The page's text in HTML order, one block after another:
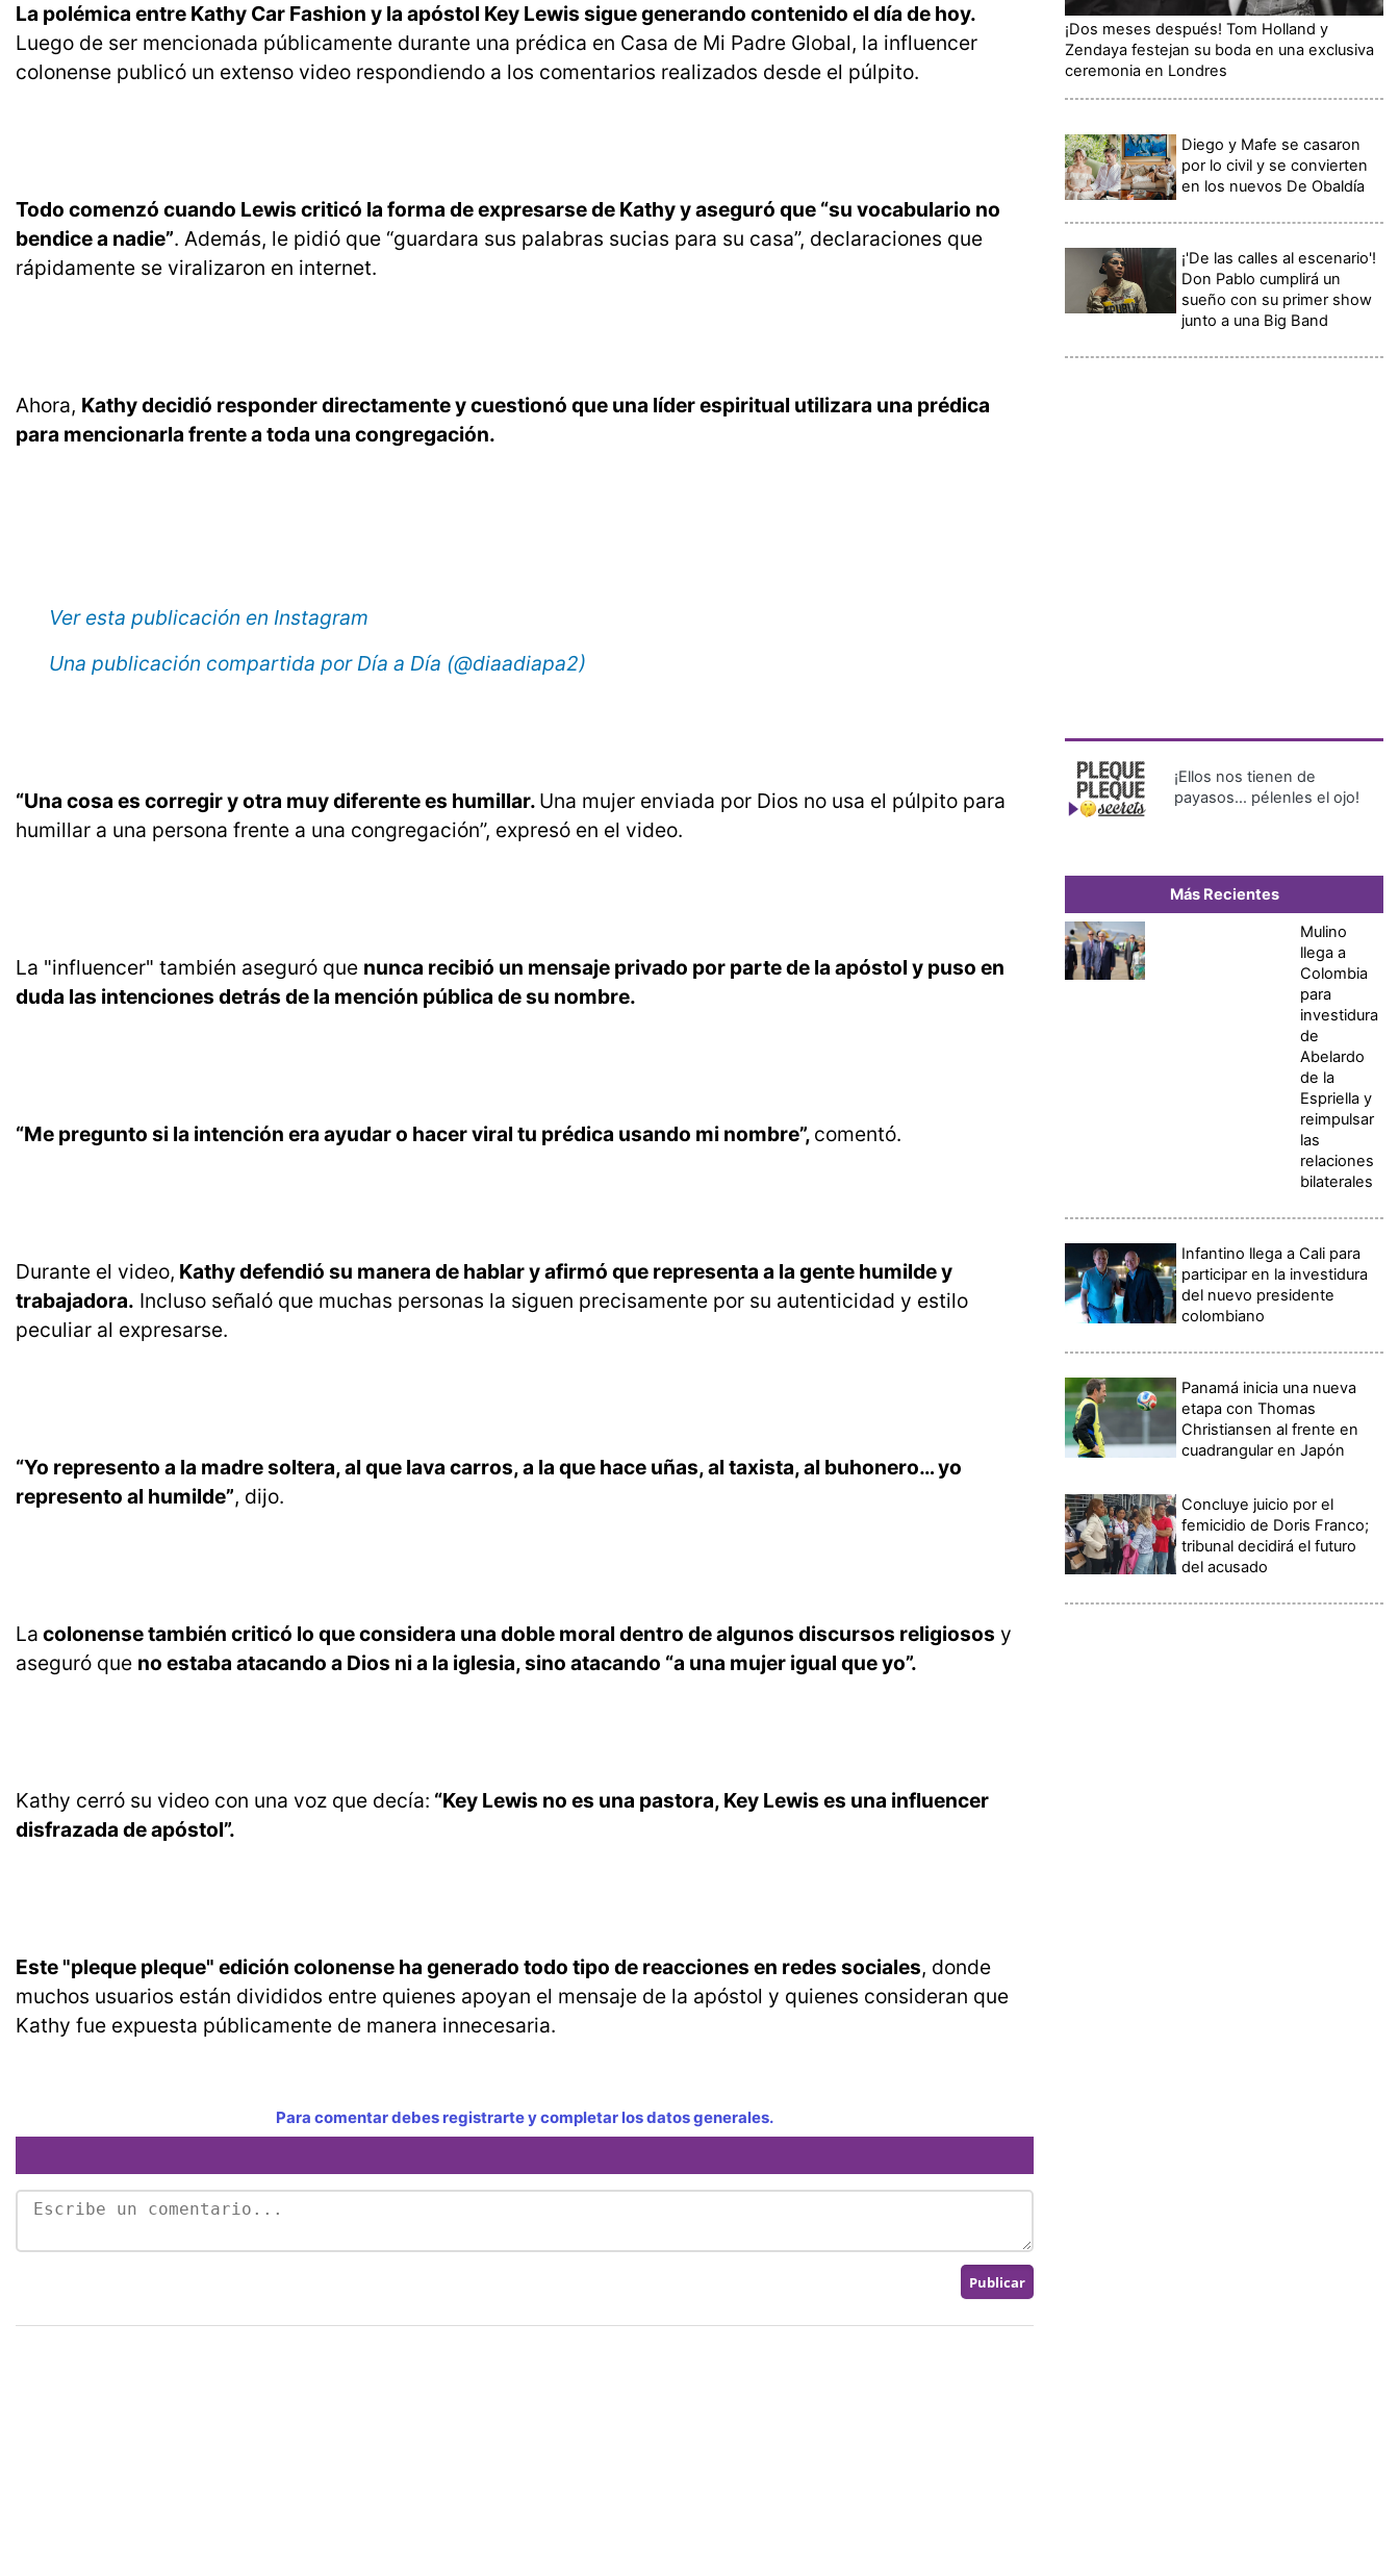
La polémica entre Kathy Car Fashion y la apóstol Key Lewis sigue generando contenido el día de hoy.
Luego de ser mencionada públicamente durante una prédica en Casa de Mi Padre Global, la influencer
colonense publicó un extenso video respondiendo a los comentarios realizados desde el púlpito.
Todo comenzó cuando Lewis criticó la forma de expresarse de Kathy y aseguró que “su vocabulario no
bendice a nadie”. Además, le pidió que “guardara sus palabras sucias para su casa”, declaraciones que
rápidamente se viralizaron en internet.
Ahora, Kathy decidió responder directamente y cuestionó que una líder espiritual utilizara una prédica
para mencionarla frente a toda una congregación.
Ver esta publicación en Instagram
Una publicación compartida por Día a Día (@diaadiapa2)
“Una cosa es corregir y otra muy diferente es humillar. Una mujer enviada por Dios no usa el púlpito para
humillar a una persona frente a una congregación”, expresó en el video.
La "influencer" también aseguró que nunca recibió un mensaje privado por parte de la apóstol y puso en
duda las intenciones detrás de la mención pública de su nombre.
“Me pregunto si la intención era ayudar o hacer viral tu prédica usando mi nombre”, comentó.
Durante el video, Kathy defendió su manera de hablar y afirmó que representa a la gente humilde y
trabajadora. Incluso señaló que muchas personas la siguen precisamente por su autenticidad y estilo
peculiar al expresarse.
“Yo represento a la madre soltera, al que lava carros, a la que hace uñas, al taxista, al buhonero… yo
represento al humilde”, dijo.
La colonense también criticó lo que considera una doble moral dentro de algunos discursos religiosos y
aseguró que no estaba atacando a Dios ni a la iglesia, sino atacando “a una mujer igual que yo”.
Kathy cerró su video con una voz que decía: “Key Lewis no es una pastora, Key Lewis es una influencer
disfrazada de apóstol”.
Este "pleque pleque" edición colonense ha generado todo tipo de reacciones en redes sociales, donde
muchos usuarios están divididos entre quienes apoyan el mensaje de la apóstol y quienes consideran que
Kathy fue expuesta públicamente de manera innecesaria.
Para comentar debes registrarte y completar los datos generales.
¡Dos meses después! Tom Holland y
Zendaya festejan su boda en una exclusiva
ceremonia en Londres
Diego y Mafe se casaron
por lo civil y se convierten
en los nuevos De Obaldía
¡'De las calles al escenario'!
Don Pablo cumplirá un
sueño con su primer show
junto a una Big Band
¡Ellos nos tienen de
payasos… pélenles el ojo!
Más Recientes
Mulino
llega a
Colombia
para
investidura
de
Abelardo
de la
Espriella y
reimpulsar
las
relaciones
bilaterales
Infantino llega a Cali para
participar en la investidura
del nuevo presidente
colombiano
Panamá inicia una nueva
etapa con Thomas
Christiansen al frente en
cuadrangular en Japón
Concluye juicio por el
femicidio de Doris Franco;
tribunal decidirá el futuro
del acusado